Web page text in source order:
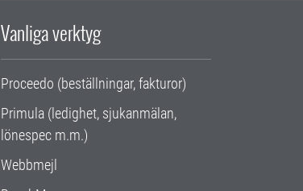
Vanliga verktyg
Proceedo (beställningar, fakturor)
Primula (ledighet, sjukanmälan,
lönespec m.m.)
Webbmejl